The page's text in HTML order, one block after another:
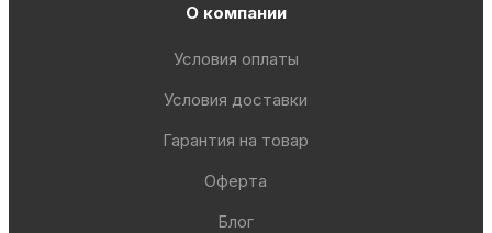
О компании
Условия оплаты
Условия доставки
Гарантия на товар
Оферта
Блог